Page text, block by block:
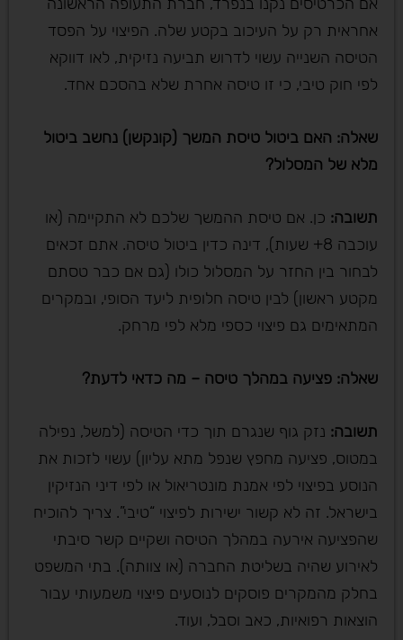
אחראית רק על העיכוב בקטע שלה. הפיצוי על הפסד
הטיסה השנייה עשוי לדרוש תביעה נזיקית, לאו דווקא
לפי חוק טיבי, כי זו טיסה אחרת שלא בהסכם אחד.
שאלה: האם ביטול טיסת המשך (קונקשן) נחשב ביטול
מלא של המסלול?
תשובה: כן. אם טיסת ההמשך שלכם לא התקיימה (או
עוכבה 8+ שעות), דינה כדין ביטול טיסה. אתם זכאים
לבחור בין החזר על המסלול כולו (גם אם כבר טסתם
מקטע ראשון) לבין טיסה חלופית ליעד הסופי, ובמקרים
המתאימים גם פיצוי כספי מלא לפי מרחק.
שאלה: פציעה במהלך טיסה – מה כדאי לדעת?
תשובה: נזק גוף שנגרם תוך כדי הטיסה (למשל, נפילה
במטוס, פציעה מחפץ שנפל מתא עליון) עשוי לזכות את
הנוסע בפיצוי לפי אמנת מונטריאול או לפי דיני הנזיקין
בישראל. זה לא קשור ישירות לפיצוי “טיבי”. צריך להוכיח
שהפציעה אירעה במהלך הטיסה ושקיים קשר סיבתי
לאירוע שהיה בשליטת החברה (או צוותה). בתי המשפט
בחלק מהמקרים פוסקים לנוסעים פיצוי משמעותי עבור
הוצאות רפואיות, כאב וסבל, ועוד.